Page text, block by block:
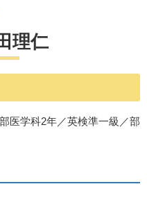
理仁
医学科2年／英検準一級／部